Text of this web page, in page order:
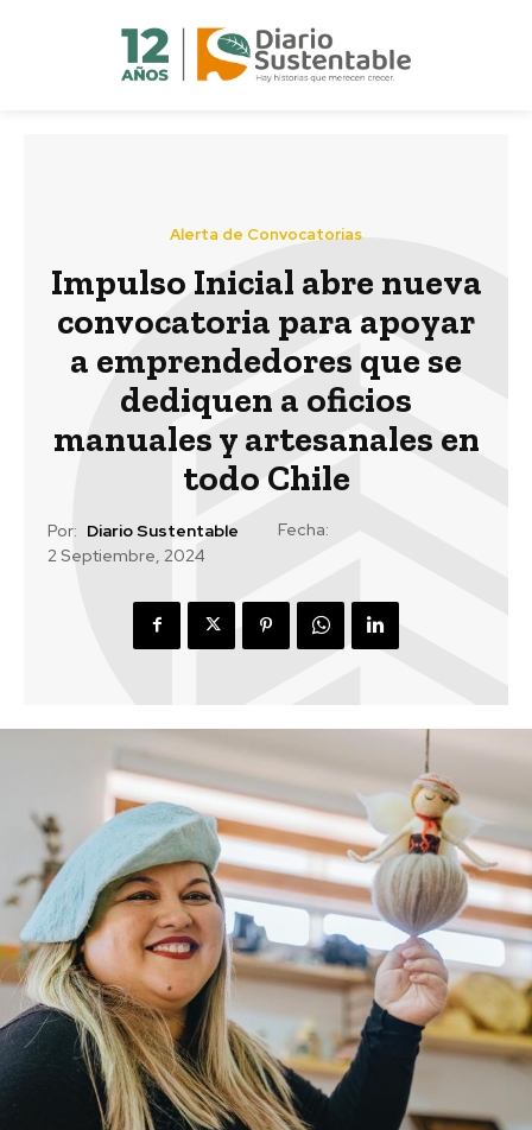
Alerta de Convocatorias
Impulso Inicial abre nueva
convocatoria para apoyar
a emprendedores que se
dediquen a oficios
manuales y artesanales en
todo Chile
Por: Diario Sustentable
Fecha:
2 Septiembre, 2024